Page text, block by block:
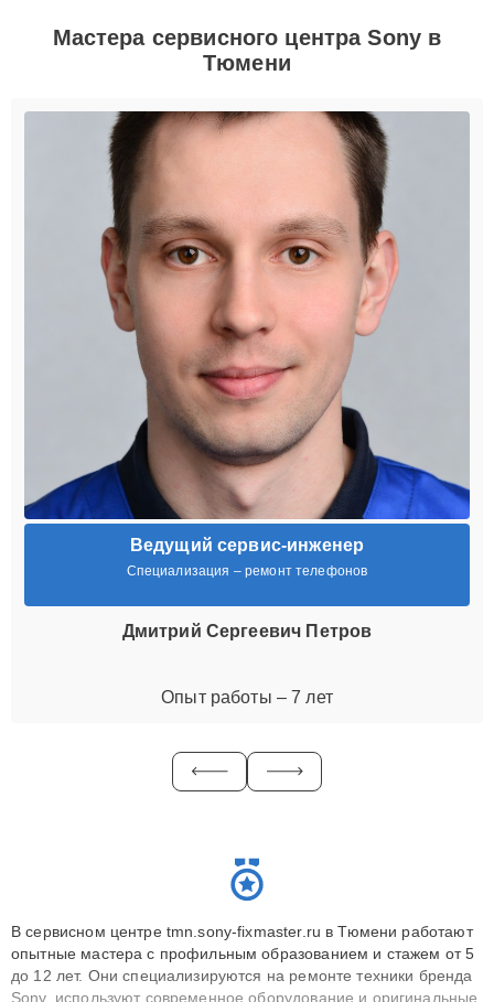
Мастера сервисного центра Sony в
Тюмени
Ведущий сервис-инженер
Специализация – ремонт телефонов
Дмитрий Сергеевич Петров
Опыт работы – 7 лет
В сервисном центре tmn.sony-fixmaster.ru в Тюмени работают
опытные мастера с профильным образованием и стажем от 5
до 12 лет. Они специализируются на ремонте техники бренда
Sony, используют современное оборудование и оригинальные